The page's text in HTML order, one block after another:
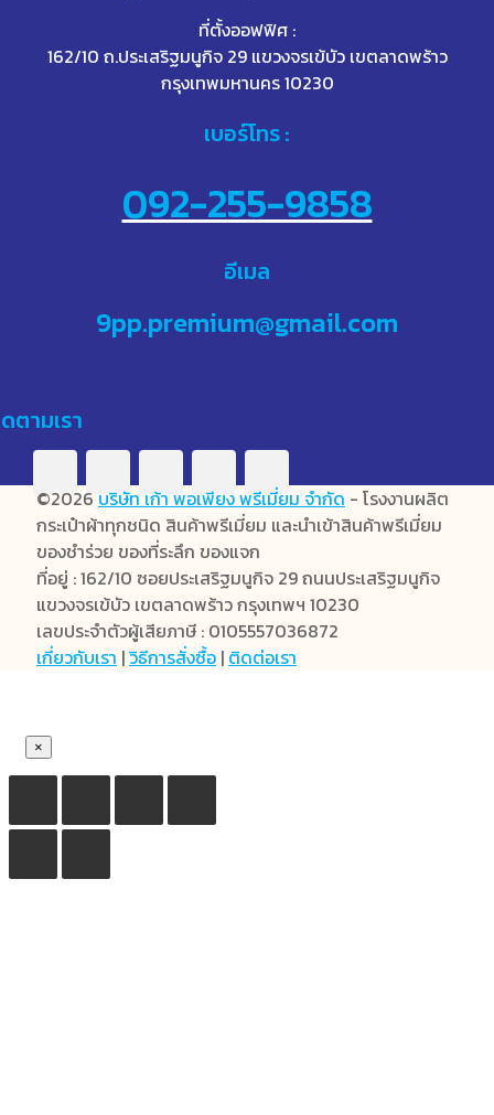
ที่ตั้งออฟฟิศ :
162/10 ถ.ประเสริฐมนูกิจ 29 แขวงจรเข้บัว เขตลาดพร้าว
กรุงเทพมหานคร 10230
เบอร์โทร :
092-255-9858
อีเมล
9pp.premium@gmail.com
ตามเรา
©2026 บริษัท เก้า พอเพียง พรีเมี่ยม จำกัด - โรงงานผลิต
กระเป๋าผ้าทุกชนิด สินค้าพรีเมี่ยม และนำเข้าสินค้าพรีเมี่ยม
ของชำร่วย ของที่ระลึก ของแจก
ที่อยู่ : 162/10 ซอยประเสริฐมนูกิจ 29 ถนนประเสริฐมนูกิจ
แขวงจรเข้บัว เขตลาดพร้าว กรุงเทพฯ 10230
เลขประจำตัวผู้เสียภาษี : 0105557036872
เกี่ยวกับเรา |วิธีการสั่งซื้อ | ติดต่อเรา
×